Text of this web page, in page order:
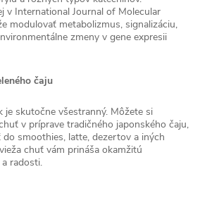
v International Journal of Molecular
modulovať metabolizmus, signalizáciu,
zmeny v gene expresii
čaju
je skutočne všestranný. Môžete si
v príprave tradičného japonského čaju,
smoothies, latte, dezertov a iných
chuť vám prináša okamžitú
radosti.